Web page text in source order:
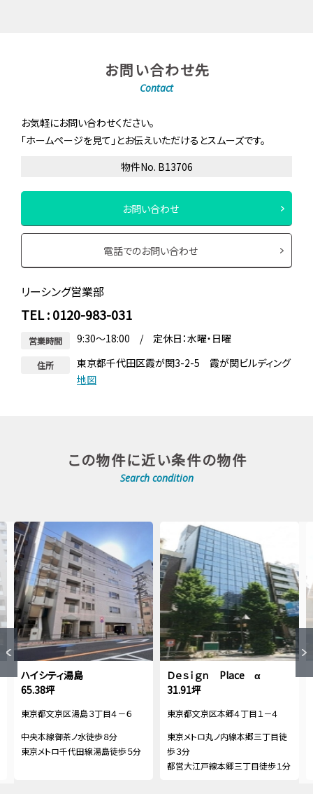
お問い合わせ先
Contact
お気軽にお問い合わせください。
「ホームページを見て」とお伝えいただけるとスムーズです。
物件No. B13706
お問い合わせ
電話でのお問い合わせ
リーシング営業部
TEL : 0120-983-031
営業時間 9:30～18:00 / 定休日：水曜・日曜
住所
東京都千代田区霞が関3-2-5 霞が関ビルディング
地図
この物件に近い条件の物件
Search condition
ハイシティ湯島
65.38坪
東京都文京区湯島３丁目４－６
中央本線御茶ノ水徒歩８分
東京メトロ千代田線湯島徒歩５分
Ｄｅｓｉｇｎ Place α
31.91坪
東京都文京区本郷４丁目１－４
東京メトロ丸ノ内線本郷三丁目徒
歩３分
都営大江戸線本郷三丁目徒歩１分